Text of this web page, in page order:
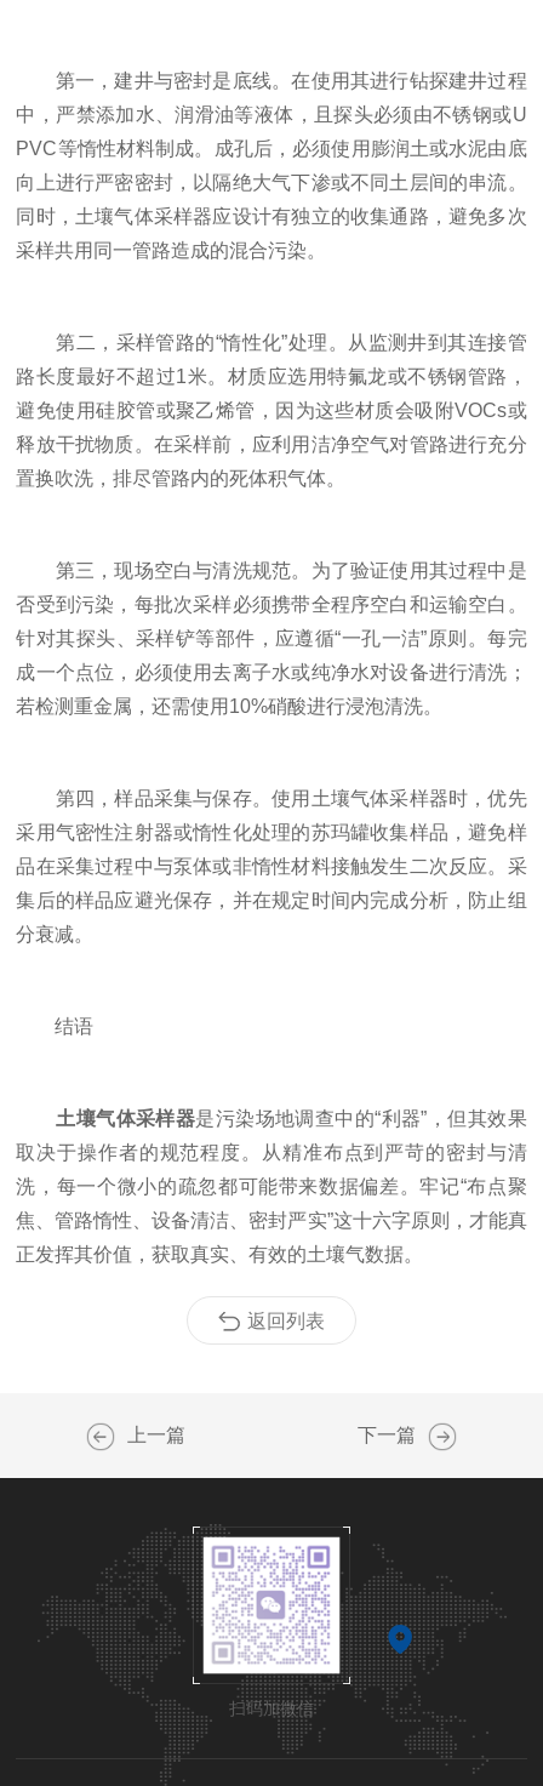
第一，建井与密封是底线。在使用其进行钻探建井过程
中，严禁添加水、润滑油等液体，且探头必须由不锈钢或U
PVC等惰性材料制成。成孔后，必须使用膨润土或水泥由底
向上进行严密密封，以隔绝大气下渗或不同土层间的串流。
同时，土壤气体采样器应设计有独立的收集通路，避免多次
采样共用同一管路造成的混合污染。
第二，采样管路的“惰性化”处理。从监测井到其连接管
路长度最好不超过1米。材质应选用特氟龙或不锈钢管路，
避免使用硅胶管或聚乙烯管，因为这些材质会吸附VOCs或
释放干扰物质。在采样前，应利用洁净空气对管路进行充分
置换吹洗，排尽管路内的死体积气体。
第三，现场空白与清洗规范。为了验证使用其过程中是
否受到污染，每批次采样必须携带全程序空白和运输空白。
针对其探头、采样铲等部件，应遵循“一孔一洁”原则。每完
成一个点位，必须使用去离子水或纯净水对设备进行清洗；
若检测重金属，还需使用10%硝酸进行浸泡清洗。
第四，样品采集与保存。使用土壤气体采样器时，优先
采用气密性注射器或惰性化处理的苏玛罐收集样品，避免样
品在采集过程中与泵体或非惰性材料接触发生二次反应。采
集后的样品应避光保存，并在规定时间内完成分析，防止组
分衰减。
结语
土壤气体采样器是污染场地调查中的“利器”，但其效果
取决于操作者的规范程度。从精准布点到严苛的密封与清
洗，每一个微小的疏忽都可能带来数据偏差。牢记“布点聚
焦、管路惰性、设备清洁、密封严实”这十六字原则，才能真
正发挥其价值，获取真实、有效的土壤气数据。
返回列表
上一篇 下一篇
扫码加微信